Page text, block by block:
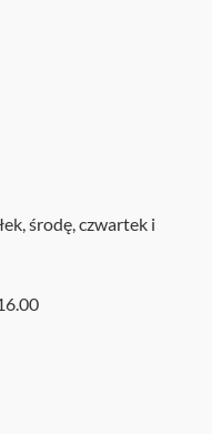
środę, czwartek i